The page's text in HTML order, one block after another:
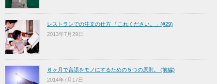
レストランでの注文の仕方 「これください。」(#29)
2013年7月29日
６ヶ月で言語をモノにするための５つの原則。 (前編)
2014年7月17日